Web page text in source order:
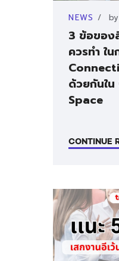
โปรโม
สาขา
ติดต่อเร
NEWS by
3 ข้อของ
ควรทำ ใน
ด้วยกันใ
Space
CONTINUE